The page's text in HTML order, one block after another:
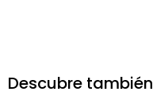
Descubre también